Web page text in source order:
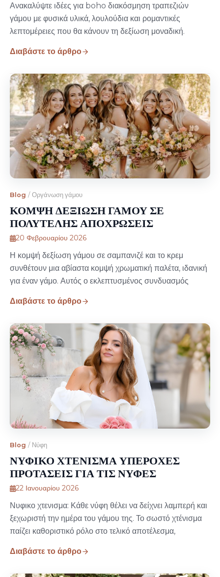
Ανακαλύψτε ιδέες για boho διακόσμηση τραπεζιών
γάμου με φυσικά υλικά, λουλούδια και ρομαντικές
λεπτομέρειες που θα κάνουν τη δεξίωση μοναδική.
Διαβάστε το άρθρο
Blog / Οργάνωση γάμου
ΚΟΜΨΗ ΔΕΞΙΩΣΗ ΓΑΜΟΥ ΣΕ
ΠΟΛΥΤΕΛΗΣ ΑΠΟΧΡΩΣΕΙΣ
20 Φεβρουαρίου 2026
Η κομψή δεξίωση γάμου σε σαμπανιζέ και το κρεμ
συνθέτουν μια αβίαστα κομψή χρωματική παλέτα, ιδανική
για έναν γάμο. Αυτός ο εκλεπτυσμένος συνδυασμός
Διαβάστε το άρθρο
Blog / Νύφη
ΝΥΦΙΚΟ ΧΤΕΝΙΣΜΑ ΥΠΕΡΟΧΕΣ
ΠΡΟΤΑΣΕΙΣ ΓΙΑ ΤΙΣ ΝΥΦΕΣ
22 Ιανουαρίου 2026
Νυφικο χτενισμα: Κάθε νύφη θέλει να δείχνει λαμπερή και
ξεχωριστή την ημέρα του γάμου της. Το σωστό χτένισμα
παίζει καθοριστικό ρόλο στο τελικό αποτέλεσμα,
Διαβάστε το άρθρο